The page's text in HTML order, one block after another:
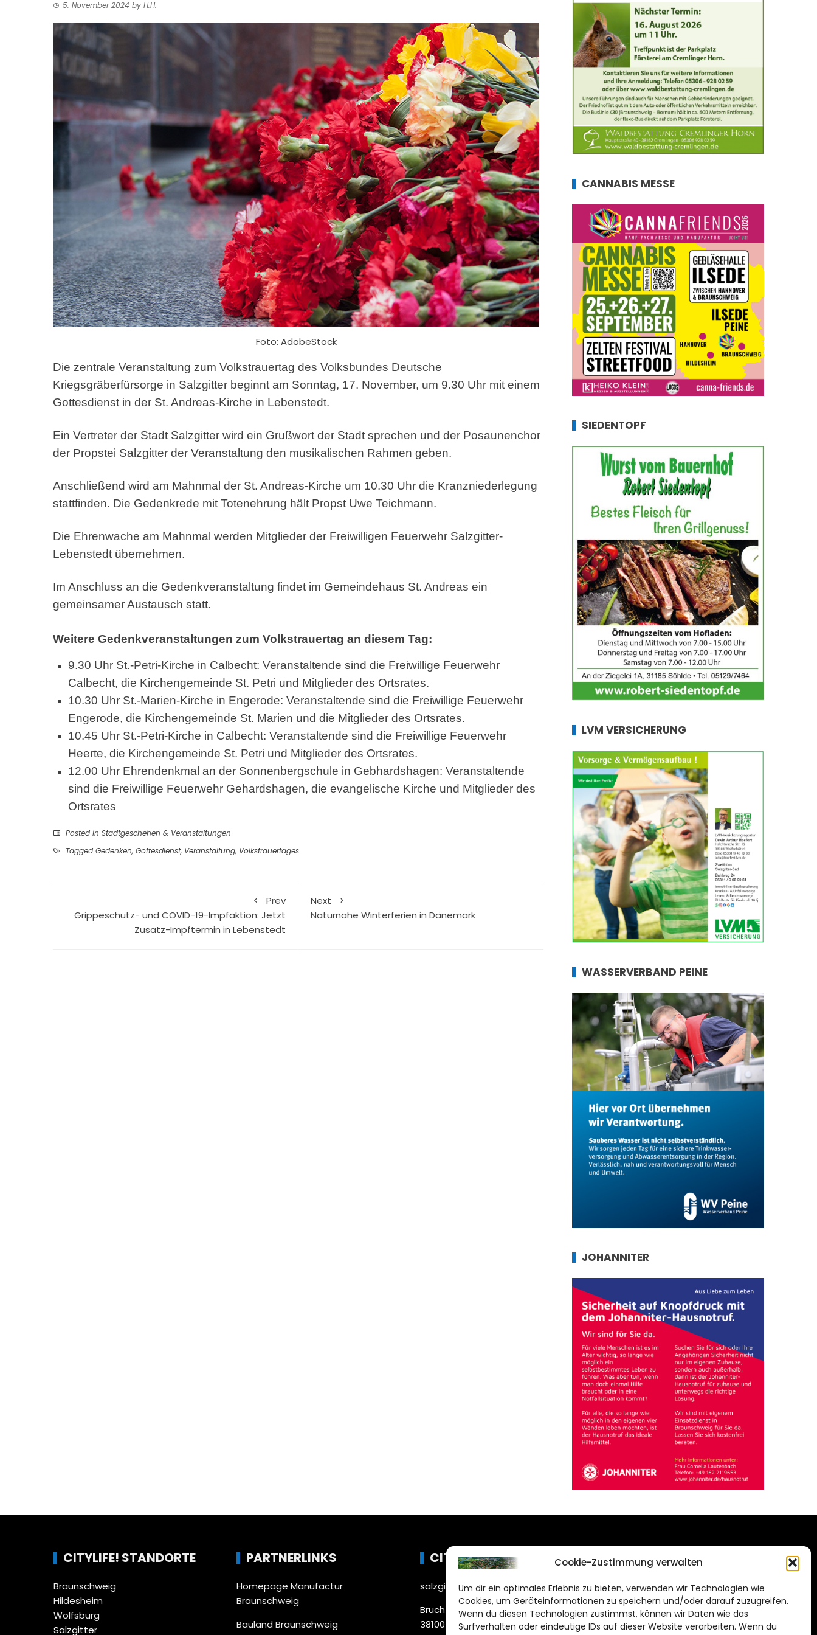
Cookie-Zustimmung verwalten
Um dir ein optimales Erlebnis zu bieten, verwenden wir Technologien wie
Cookies, um Geräteinformationen zu speichern und/oder darauf zuzugreifen.
Wenn du diesen Technologien zustimmst, können wir Daten wie das
Surfverhalten oder eindeutige IDs auf dieser Website verarbeiten. Wenn du
5. November 2024 by H.H.
Foto: AdobeStock
Die zentrale Veranstaltung zum Volkstrauertag des Volksbundes Deutsche
Kriegsgräberfürsorge in Salzgitter beginnt am Sonntag, 17. November, um 9.30 Uhr mit einem
Gottesdienst in der St. Andreas-Kirche in Lebenstedt.
Ein Vertreter der Stadt Salzgitter wird ein Grußwort der Stadt sprechen und der Posaunenchor
der Propstei Salzgitter der Veranstaltung den musikalischen Rahmen geben.
Anschließend wird am Mahnmal der St. Andreas-Kirche um 10.30 Uhr die Kranzniederlegung
stattfinden. Die Gedenkrede mit Totenehrung hält Propst Uwe Teichmann.
Die Ehrenwache am Mahnmal werden Mitglieder der Freiwilligen Feuerwehr Salzgitter-
Lebenstedt übernehmen.
Im Anschluss an die Gedenkveranstaltung findet im Gemeindehaus St. Andreas ein
gemeinsamer Austausch statt.
Weitere Gedenkveranstaltungen zum Volkstrauertag an diesem Tag:
9.30 Uhr St.-Petri-Kirche in Calbecht: Veranstaltende sind die Freiwillige Feuerwehr
Calbecht, die Kirchengemeinde St. Petri und Mitglieder des Ortsrates.
10.30 Uhr St.-Marien-Kirche in Engerode: Veranstaltende sind die Freiwillige Feuerwehr
Engerode, die Kirchengemeinde St. Marien und die Mitglieder des Ortsrates.
10.45 Uhr St.-Petri-Kirche in Calbecht: Veranstaltende sind die Freiwillige Feuerwehr
Heerte, die Kirchengemeinde St. Petri und Mitglieder des Ortsrates.
12.00 Uhr Ehrendenkmal an der Sonnenbergschule in Gebhardshagen: Veranstaltende
sind die Freiwillige Feuerwehr Gehardshagen, die evangelische Kirche und Mitglieder des
Ortsrates
Posted in Stadtgeschehen & Veranstaltungen
Tagged Gedenken, Gottesdienst, Veranstaltung, Volkstrauertages
Prev
Grippeschutz- und COVID-19-Impfaktion: Jetzt
Zusatz-Impftermin in Lebenstedt
Next
Naturnahe Winterferien in Dänemark
CANNABIS MESSE
SIEDENTOPF
LVM VERSICHERUNG
WASSERVERBAND PEINE
JOHANNITER
CITYLIFE! STANDORTE
Braunschweig
Hildesheim
Wolfsburg
Salzgitter
PARTNERLINKS
Homepage Manufactur
Braunschweig
Bauland Braunschweig
CITYLIFE!
salzgitter@citylifemedien.de
Bruchtorwall 12
38100 Braunschweig
DAS STADTMAGAZIN
FÜR SALZGITTER
Impressum
Datenschutzerklärung
Cookie Richtlinie